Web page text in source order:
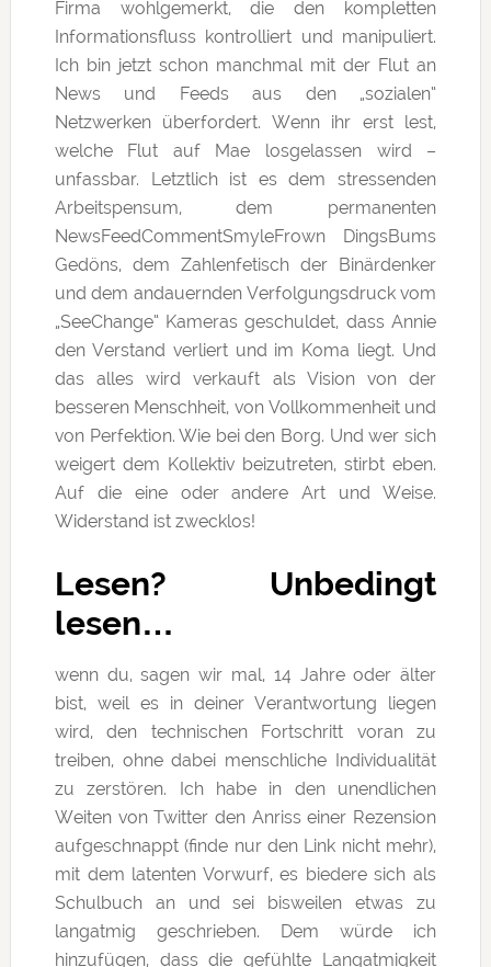
Firma wohlgemerkt, die den kompletten
Informationsfluss kontrolliert und manipuliert.
Ich bin jetzt schon manchmal mit der Flut an
News und Feeds aus den „sozialen“
Netzwerken überfordert. Wenn ihr erst lest,
welche Flut auf Mae losgelassen wird –
unfassbar. Letztlich ist es dem stressenden
Arbeitspensum, dem permanenten
NewsFeedCommentSmyleFrown DingsBums
Gedöns, dem Zahlenfetisch der Binärdenker
und dem andauernden Verfolgungsdruck vom
„SeeChange“ Kameras geschuldet, dass Annie
den Verstand verliert und im Koma liegt. Und
das alles wird verkauft als Vision von der
besseren Menschheit, von Vollkommenheit und
von Perfektion. Wie bei den Borg. Und wer sich
weigert dem Kollektiv beizutreten, stirbt eben.
Auf die eine oder andere Art und Weise.
Widerstand ist zwecklos!
Lesen? Unbedingt
lesen…
wenn du, sagen wir mal, 14 Jahre oder älter
bist, weil es in deiner Verantwortung liegen
wird, den technischen Fortschritt voran zu
treiben, ohne dabei menschliche Individualität
zu zerstören. Ich habe in den unendlichen
Weiten von Twitter den Anriss einer Rezension
aufgeschnappt (finde nur den Link nicht mehr),
mit dem latenten Vorwurf, es biedere sich als
Schulbuch an und sei bisweilen etwas zu
langatmig geschrieben. Dem würde ich
hinzufügen, dass die gefühlte Langatmigkeit